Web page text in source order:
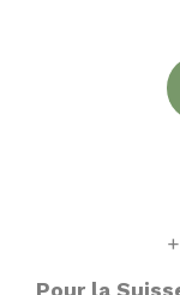
Pour la